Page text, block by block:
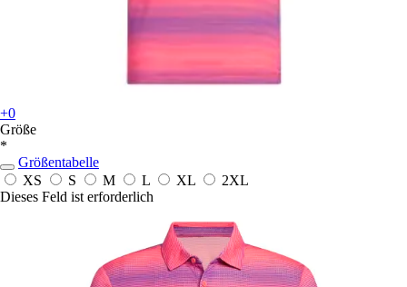
+0
Größe
*
Größentabelle
XS
S M L XL
2XL
Dieses Feld ist erforderlich